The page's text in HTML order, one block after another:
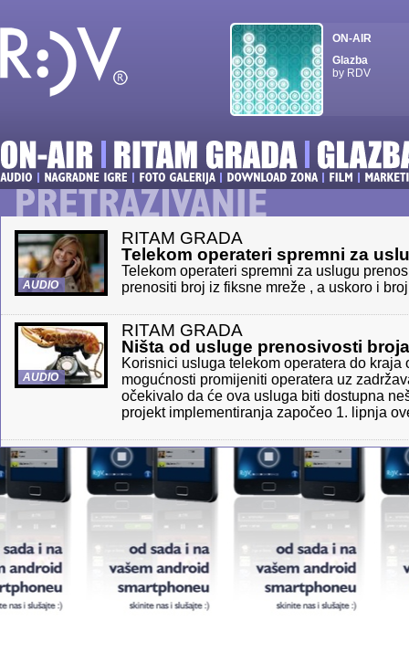
ON-AIR
Glazba
by RDV
AUDIO
RITAM GRADA
Telekom operateri spremni za
Telekom operateri spremni za uslugu
prenositi broj iz fiksne mreže , a uskoro i
AUDIO
RITAM GRADA
Ništa od usluge prenosivosti
Korisnici usluga telekom operatera do kraja
mogućnosti promijeniti operatera uz
očekivalo da će ova usluga biti dostupna
projekt implementiranja započeo 1. lipnja